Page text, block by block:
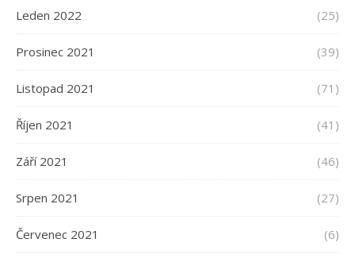
Leden 2022 (25)
Prosinec 2021 (39)
Listopad 2021 (71)
Říjen 2021 (41)
Září 2021 (46)
Srpen 2021 (27)
Červenec 2021 (6)